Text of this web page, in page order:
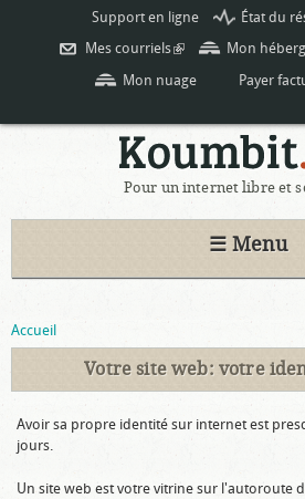
Aller au
principal
Support en ligne État du
Mes courriels(link is external)
Mon
Mon nuage
Payer
Pour un internet libre et
☰ Menu
Vous êtes ici
Accueil
Votre site web: votre
Avoir sa propre identité sur internet est
jours.
Un site web est votre vitrine sur l'autoroute